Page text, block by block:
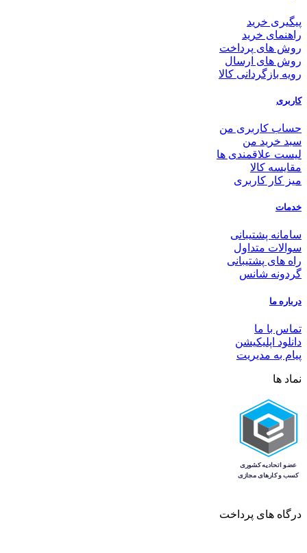
پیگیری خرید
راهنمای خرید
روش های پرداخت
روش های ارسال
رویه بازگردانی کالا
کاربری
حساب کاربری من
سبد خرید من
لیست علاقمندی ها
مقایسه کالا
میز کار کاربری
خدمات
سامانه پشتیبانی
سوالات متداول
راه های پشتیبانی
گردونه شانس
درباره ما
تماس با ما
دانلود اپلیکیشن
پیام به مدیریت
نماد ها
درگاه های پرداخت